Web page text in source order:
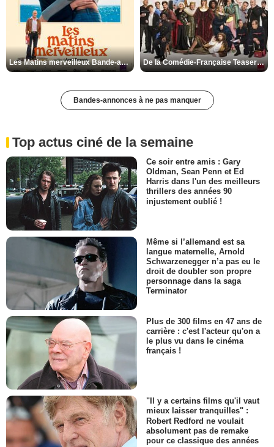
Les Matins merveilleux Bande-annonce VF De la Comédie-Française Teaser VF
Bandes-annonces à ne pas manquer
Top actus ciné de la semaine
Ce soir entre amis : Gary
Oldman, Sean Penn et Ed
Harris dans l'un des meilleurs
thrillers des années 90
injustement oublié !
Même si l’allemand est sa
langue maternelle, Arnold
Schwarzenegger n’a pas eu le
droit de doubler son propre
personnage dans la saga
Terminator
Plus de 300 films en 47 ans de
carrière : c'est l'acteur qu'on a
le plus vu dans le cinéma
français !
"Il y a certains films qu'il vaut
mieux laisser tranquilles" :
Robert Redford ne voulait
absolument pas de remake
pour ce classique des années